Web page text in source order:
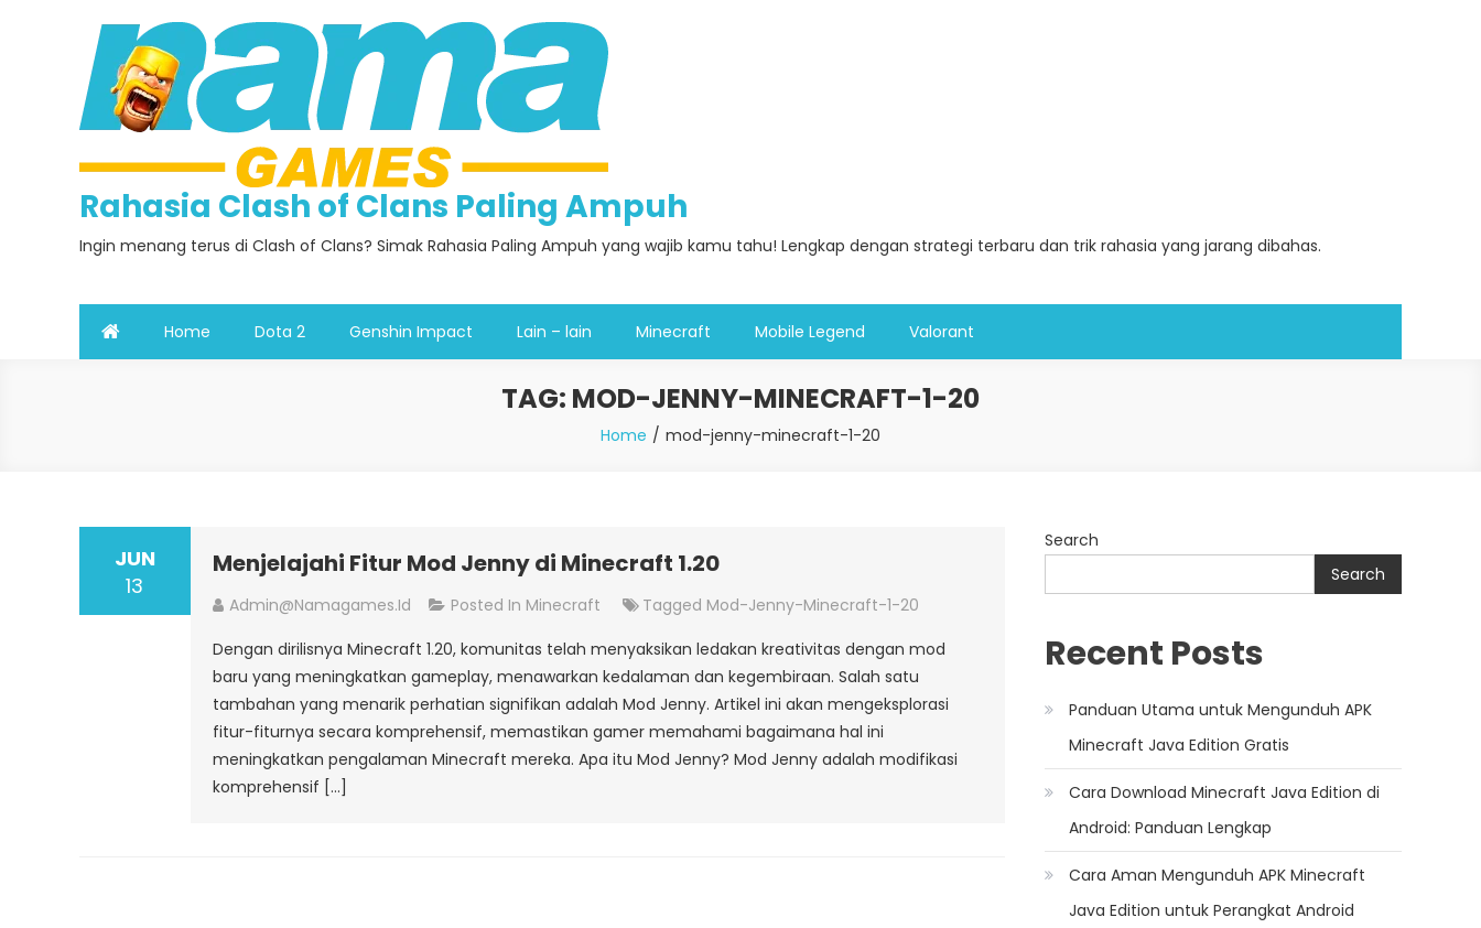
Rahasia Clash of Clans Paling Ampuh
Ingin menang terus di Clash of Clans? Simak Rahasia Paling Ampuh yang wajib kamu tahu! Lengkap dengan strategi terbaru dan trik rahasia yang jarang dibahas.
Home Dota 2 Genshin Impact Lain – lain Minecraft Mobile Legend Valorant
TAG: MOD-JENNY-MINECRAFT-1-20
Home mod-jenny-minecraft-1-20
JUN
13
Menjelajahi Fitur Mod Jenny di Minecraft 1.20
Admin@namagames.id Posted In Minecraft Tagged Mod-Jenny-Minecraft-1-20
Dengan dirilisnya Minecraft 1.20, komunitas telah menyaksikan ledakan kreativitas dengan mod
baru yang meningkatkan gameplay, menawarkan kedalaman dan kegembiraan. Salah satu
tambahan yang menarik perhatian signifikan adalah Mod Jenny. Artikel ini akan mengeksplorasi
fitur-fiturnya secara komprehensif, memastikan gamer memahami bagaimana hal ini
meningkatkan pengalaman Minecraft mereka. Apa itu Mod Jenny? Mod Jenny adalah modifikasi
komprehensif […]
Search
Search
Recent Posts
Panduan Utama untuk Mengunduh APK
Minecraft Java Edition Gratis
Cara Download Minecraft Java Edition di
Android: Panduan Lengkap
Cara Aman Mengunduh APK Minecraft
Java Edition untuk Perangkat Android